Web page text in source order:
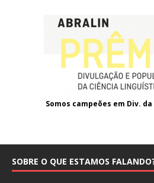
Somos campeões em Div.
SOBRE O QUE ESTAMOS